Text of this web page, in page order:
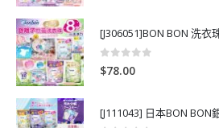
[J306051]BON BON 洗衣
0
$78.00